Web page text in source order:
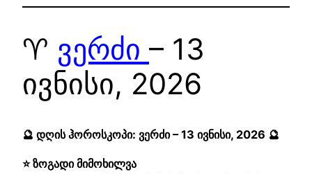
♈ ვერძი – 13
ივნისი, 2026
🔮 დღის ჰოროსკოპი: ვერძი – 13 ივნისი, 2026 🔮
⭐ ზოგადი მიმოხილვა